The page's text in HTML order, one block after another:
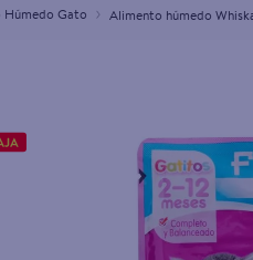
Gato Alimento húmedo
2.
dove uv
6.
hellmanns
ventilador